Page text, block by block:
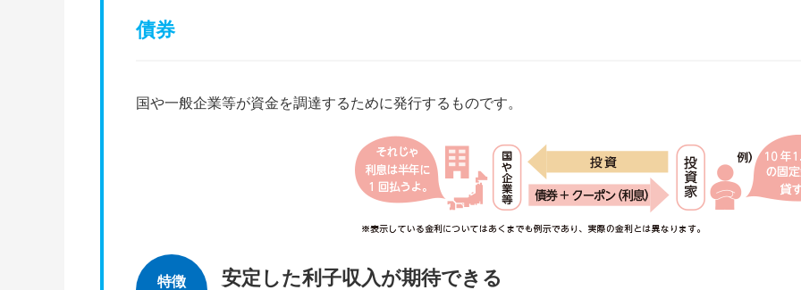
債券
国や一般企業等が資金を調達するために発行するものです。
特徴
安定した利子収入が期待できる